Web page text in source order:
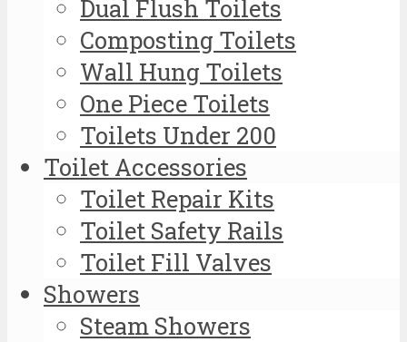
Dual Flush Toilets
Composting Toilets
Wall Hung Toilets
One Piece Toilets
Toilets Under 200
Toilet Accessories
Toilet Repair Kits
Toilet Safety Rails
Toilet Fill Valves
Showers
Steam Showers